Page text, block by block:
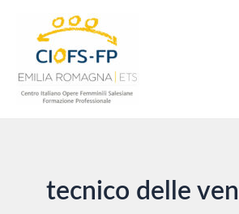
contenuto
tecnico delle